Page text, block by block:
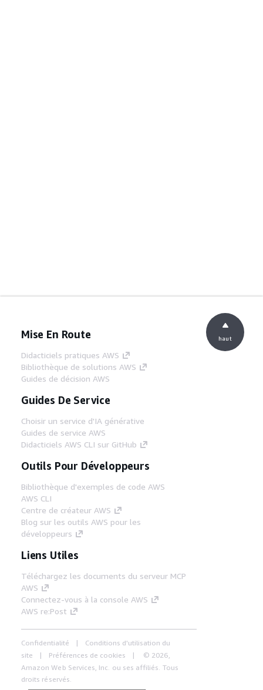
Mise En Route
Didacticiels pratiques AWS
Bibliothèque de solutions AWS
Guides de décision AWS
Guides De Service
Choisir un service d'IA générative
Guides de service AWS
Didacticiels AWS CLI sur GitHub
Outils Pour Développeurs
Bibliothèque d'exemples de code AWS
AWS CLI
Centre de créateur AWS
Blog sur les outils AWS pour les
développeurs
Liens Utiles
Téléchargez les documents du serveur MCP
AWS
Connectez-vous à la console AWS
AWS re:Post
Confidentialité
Conditions d'utilisation du
site
Préférences de cookies
© 2026,
Amazon Web Services, Inc. ou ses affiliés. Tous
droits réservés.
haut